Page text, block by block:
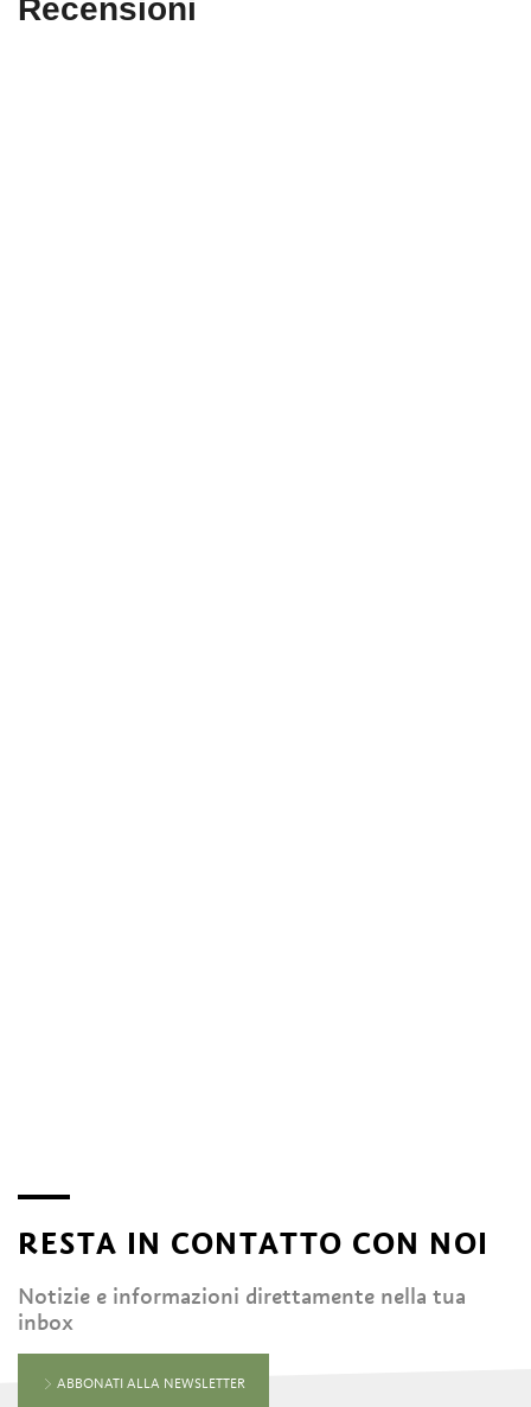
RESTA IN CONTATTO CON NOI
Notizie e informazioni direttamente nella tua
inbox
ABBONATI ALLA NEWSLETTER